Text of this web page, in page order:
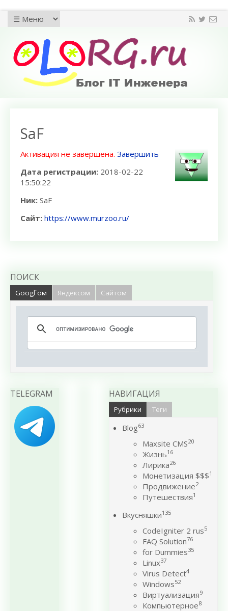
SaF
Активация не завершена. Завершить
Дата регистрации: 2018-02-22
15:50:22
Ник: SaF
Сайт: https://www.murzoo.ru/
ПОИСК
Googl`ом Яндексом Сайтом
TELEGRAM НАВИГАЦИЯ
Рубрики Теги
Blog63
Maxsite CMS20
Жизнь16
Лирика26
Монетизация $$$1
Продвижение2
Путешествия1
Вкусняшки135
CodeIgniter 2 rus5
FAQ Solution76
for Dummies35
Linux37
Virus Detect4
Windows52
Виртуализация9
Компьютерное8